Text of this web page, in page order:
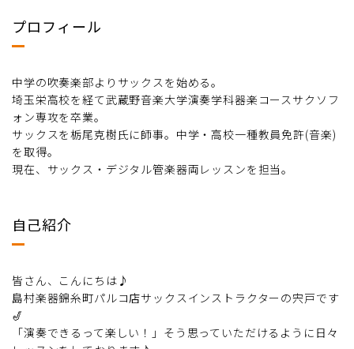
プロフィール
中学の吹奏楽部よりサックスを始める。
埼玉栄高校を経て武蔵野音楽大学演奏学科器楽コースサクソフ
ォン専攻を卒業。
サックスを栃尾克樹氏に師事。中学・高校一種教員免許(音楽)
を取得。
現在、サックス・デジタル管楽器両レッスンを担当。
自己紹介
皆さん、こんにちは♪
島村楽器錦糸町パルコ店サックスインストラクターの宍戸です
🎷
「演奏できるって楽しい！」そう思っていただけるように日々